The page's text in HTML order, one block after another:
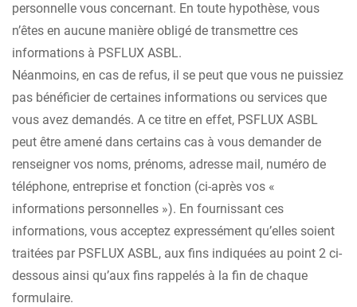
personnelle vous concernant. En toute hypothèse, vous
n’êtes en aucune manière obligé de transmettre ces
informations à PSFLUX ASBL.
Néanmoins, en cas de refus, il se peut que vous ne puissiez
pas bénéficier de certaines informations ou services que
vous avez demandés. A ce titre en effet, PSFLUX ASBL
peut être amené dans certains cas à vous demander de
renseigner vos noms, prénoms, adresse mail, numéro de
téléphone, entreprise et fonction (ci-après vos «
informations personnelles »). En fournissant ces
informations, vous acceptez expressément qu’elles soient
traitées par PSFLUX ASBL, aux fins indiquées au point 2 ci-
dessous ainsi qu’aux fins rappelés à la fin de chaque
formulaire.